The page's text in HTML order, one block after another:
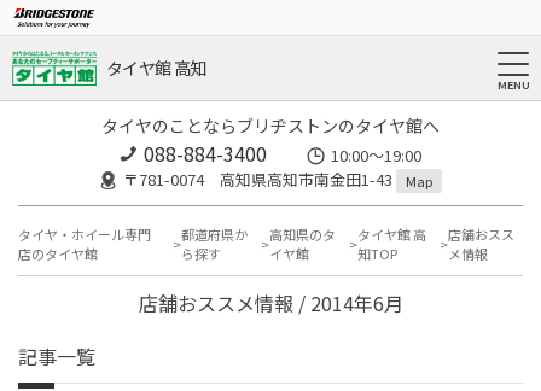
タイヤ館 高知
タイヤのことならブリヂストンのタイヤ館へ
088-884-3400
10:00〜19:00
〒781-0074 高知県高知市南金田1-43
Map
タイヤ・ホイール専門
店のタイヤ館
都道府県か
ら探す
高知県のタ
イヤ館
タイヤ館 高
知TOP
店舗おスス
メ情報
店舗おススメ情報 / 2014年6月
記事一覧